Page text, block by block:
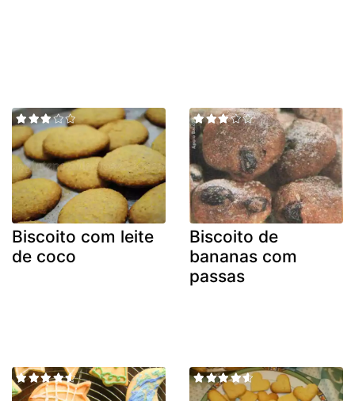
Biscoito com leite
de coco
Biscoito de
bananas com
passas